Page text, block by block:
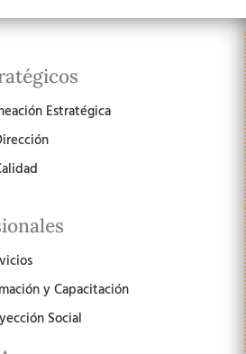
Estratégica
y Capacitación
Social